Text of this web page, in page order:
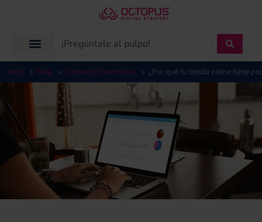
Search
Inicio Blog Comercio Electrónico ¿Por qué tu tienda online tiene